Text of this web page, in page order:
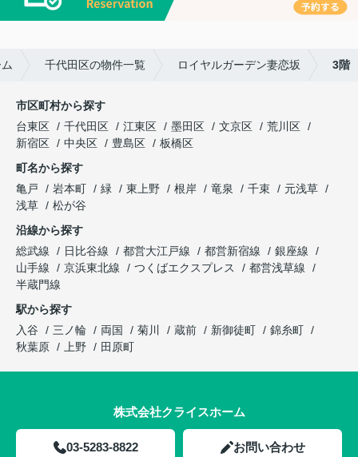
千代田区の物件一覧 ロイヤルガーデン妻恋坂 3階
市区町村から探す
台東区
千代田区 江東区 墨田区 文京区
荒川区
新宿区
中央区 豊島区
板橋区
町名から探す
亀戸
岩本町 緑 東上野 根岸 竜泉 千束
元浅草
浅草
松が谷
沿線から探す
総武線
日比谷線 都営大江戸線 都営新宿線
銀座線
山手線
京浜東北線 つくばエクスプレス
都営浅草線
半蔵門線
駅から探す
入谷
三ノ輪 両国 菊川 蔵前 新御徒町
錦糸町
秋葉原
上野 田原町
株式会社クライスホーム
03-5283-8822 お問い合わせ